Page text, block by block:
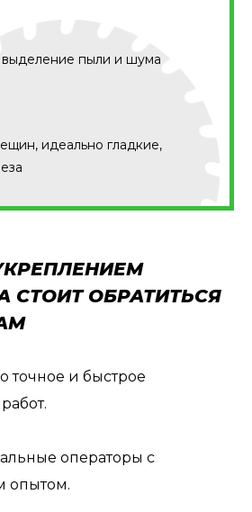
пыли и шума
идеально гладкие,
СТОИТ ОБРАТИТЬСЯ
точное и быстрое
операторы с
опытом.